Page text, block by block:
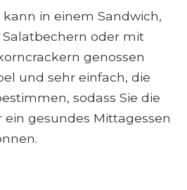
in einem Sandwich,
oder mit
genossen
und sehr einfach, die
sodass Sie die
gesundes Mittagessen